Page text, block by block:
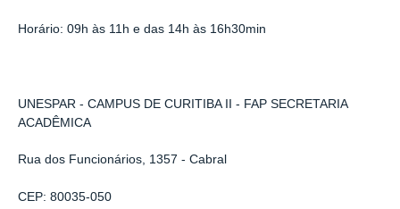
Horário: 09h às 11h e das 14h às 16h30min
UNESPAR - CAMPUS DE CURITIBA II - FAP SECRETARIA
ACADÊMICA
Rua dos Funcionários, 1357 - Cabral
CEP: 80035-050